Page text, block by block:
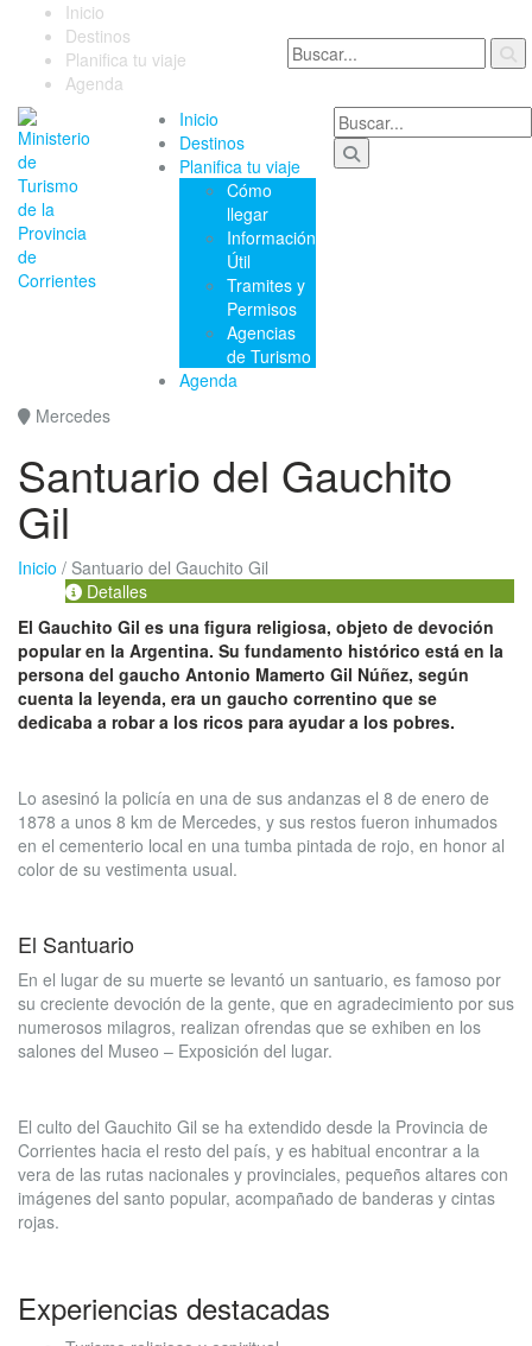
Inicio
Destinos
Planifica tu viaje
Agenda
Inicio
Destinos
Planifica tu viaje
Cómo
llegar
Información
Útil
Tramites y
Permisos
Agencias
de Turismo
Agenda
Mercedes
Santuario del Gauchito
Gil
Inicio / Santuario del Gauchito Gil
Detalles
El Gauchito Gil es una figura religiosa, objeto de devoción
popular en la Argentina. Su fundamento histórico está en la
persona del gaucho Antonio Mamerto Gil Núñez, según
cuenta la leyenda, era un gaucho correntino que se
dedicaba a robar a los ricos para ayudar a los pobres.
Lo asesinó la policía en una de sus andanzas el 8 de enero de
1878 a unos 8 km de Mercedes, y sus restos fueron inhumados
en el cementerio local en una tumba pintada de rojo, en honor al
color de su vestimenta usual.
El Santuario
En el lugar de su muerte se levantó un santuario, es famoso por
su creciente devoción de la gente, que en agradecimiento por sus
numerosos milagros, realizan ofrendas que se exhiben en los
salones del Museo – Exposición del lugar.
El culto del Gauchito Gil se ha extendido desde la Provincia de
Corrientes hacia el resto del país, y es habitual encontrar a la
vera de las rutas nacionales y provinciales, pequeños altares con
imágenes del santo popular, acompañado de banderas y cintas
rojas.
Experiencias destacadas